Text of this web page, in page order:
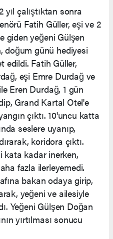
yıl çalıştıktan sonra
Fatih Güller, eşi ve 2
giden yeğeni Gülşen
doğum günü hediyesi
edildi. Fatih Güller,
eşi Emre Durdağ ve
Eren Durdağ, 1 gün
Grand Kartal Otel'e
çıktı. 10'uncu katta
seslere uyanıp,
koridora çıktı.
kata kadar inerken,
fazla ilerleyemedi.
bakan odaya girip,
yeğeni ve ailesiyle
Yeğeni Gülşen Doğan
yırtılması sonucu